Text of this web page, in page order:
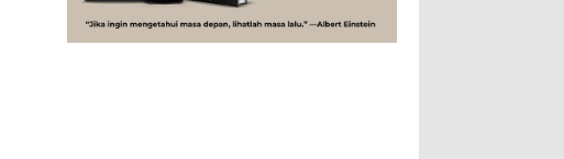
Ilustrasi/zdnet.com Ini adalah catatan
penutup untuk dua catatan saya